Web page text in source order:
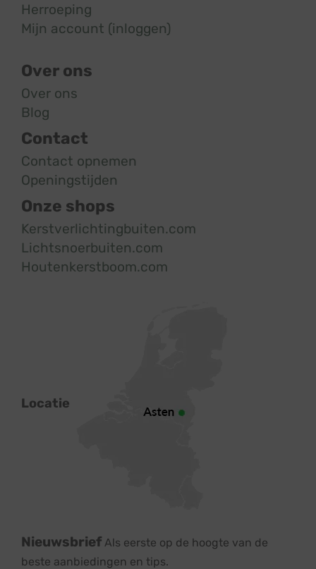
Herroeping
Mijn account (inloggen)
Over ons
Over ons
Blog
Contact
Contact opnemen
Openingstijden
Onze shops
Kerstverlichtingbuiten.com
Lichtsnoerbuiten.com
Houtenkerstboom.com
Locatie
Nieuwsbrief Als eerste op de hoogte van de
beste aanbiedingen en tips.